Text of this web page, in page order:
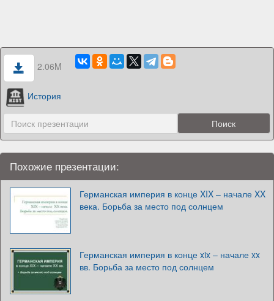
2.06M
История
Похожие презентации:
Германская империя в конце XIX – начале XX
века. Борьба за место под солнцем
Германская империя в конце xix – начале xx
вв. Борьба за место под солнцем